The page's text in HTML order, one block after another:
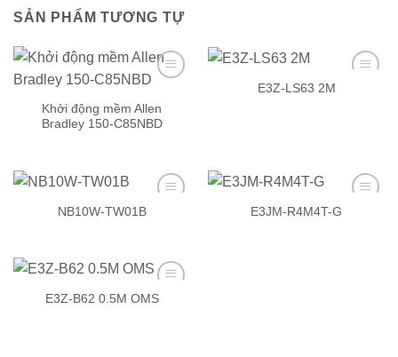
SẢN PHẨM TƯƠNG TỰ
Add to
Khởi động mềm Allen
Bradley 150-C85NBD
E3Z-LS63 2M
NB10W-TW01B E3JM-R4M4T-G
E3Z-B62 0.5M OMS